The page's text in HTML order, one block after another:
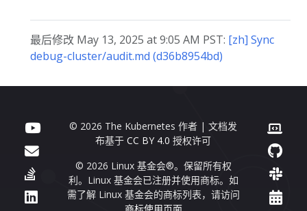
最后修改 May 13, 2025 at 9:05 AM PST: [zh] Sync
debug-cluster/audit.md (d36b8954bd)
© 2026 The Kubernetes 作者 | 文档发
布基于CC BY 4.0 授权许可
© 2026 Linux 基金会®。保留所有权
利。Linux 基金会已注册并使用商标。如
需了解 Linux 基金会的商标列表，请访问